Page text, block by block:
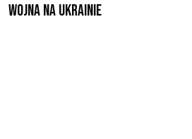
Wojna na Ukrainie